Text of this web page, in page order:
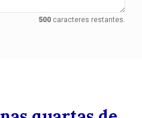
500caracteres restantes.